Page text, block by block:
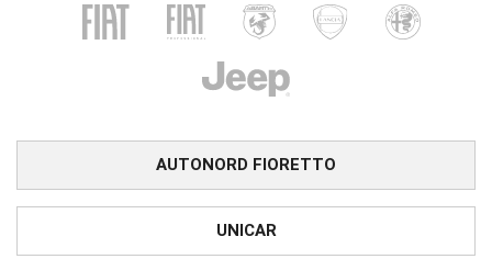
AUTONORD FIORETTO
UNICAR